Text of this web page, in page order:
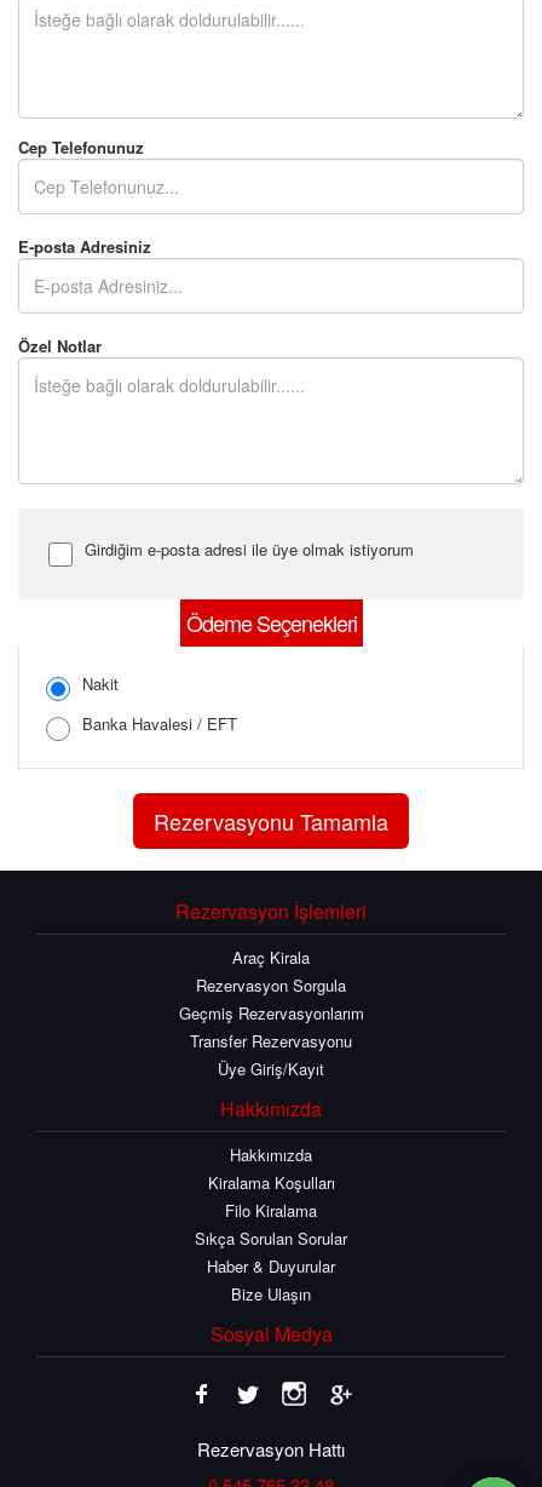
Cep Telefonunuz
E-posta Adresiniz
Özel Notlar
Girdiğim e-posta adresi ile üye olmak istiyorum
Şifreyi Tekrar Girin
Ödeme Seçenekleri
Nakit
Banka Havalesi / EFT
Rezervasyon İşlemleri
Araç Kirala
Rezervasyon Sorgula
Geçmiş Rezervasyonlarım
Transfer Rezervasyonu
Üye Giriş/Kayıt
Hakkımızda
Hakkımızda
Kiralama Koşulları
Filo Kiralama
Sıkça Sorulan Sorular
Haber & Duyurular
Bize Ulaşın
Sosyal Medya
Rezervasyon Hattı